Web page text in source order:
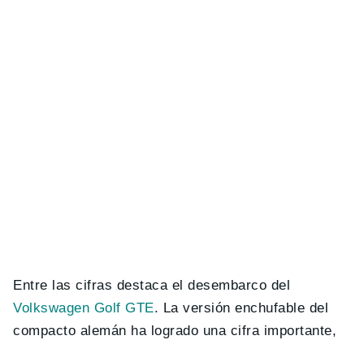
Entre las cifras destaca el desembarco del
Volkswagen Golf GTE. La versión enchufable del
compacto alemán ha logrado una cifra importante,